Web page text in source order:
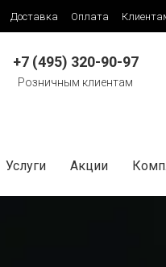
Доставка Оплата
+7 (495) 320-90-97
Розничным клиентам
Услуги Акции